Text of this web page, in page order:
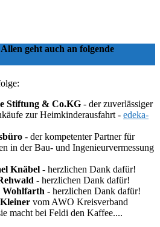
geht auch an folgende
Stiftung & Co.KG - der zuverlässiger
zur Heimkinderausfahrt - edeka-
- der kompetenter Partner für
in der Bau- und Ingenieurvermessung
Knäbel - herzlichen Dank dafür!
- herzlichen Dank dafür!
Wohlfarth - herzlichen Dank dafür!
vom AWO Kreisverband
macht bei Feldi den Kaffee....